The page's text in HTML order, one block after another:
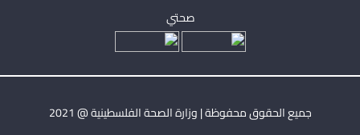
صحتي
جميع الحقوق محفوظة | وزارة الصحة الفلسطينية @ 2021